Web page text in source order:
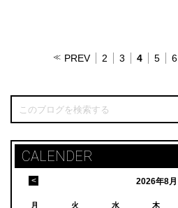
PREV 2 3 4 5 6
CALENDER
2026年8月
<
月 火 水 木